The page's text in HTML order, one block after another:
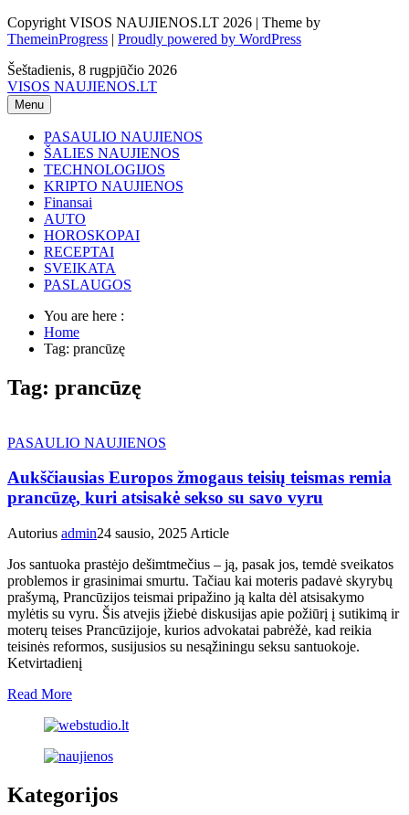
Copyright VISOS NAUJIENOS.LT 2026 | Theme by
ThemeinProgress | Proudly powered by WordPress
Šeštadienis, 8 rugpjūčio 2026
VISOS NAUJIENOS.LT
Menu
PASAULIO NAUJIENOS
ŠALIES NAUJIENOS
TECHNOLOGIJOS
KRIPTO NAUJIENOS
Finansai
AUTO
HOROSKOPAI
RECEPTAI
SVEIKATA
PASLAUGOS
You are here :
Home
Tag: prancūzę
Tag: prancūzę
PASAULIO NAUJIENOS
Aukščiausias Europos žmogaus teisių teismas remia
prancūzę, kuri atsisakė sekso su savo vyru
Autorius admin24 sausio, 2025 Article
Jos santuoka prastėjo dešimtmečius – ją, pasak jos, temdė sveikatos
problemos ir grasinimai smurtu. Tačiau kai moteris padavė skyrybų
prašymą, Prancūzijos teismai pripažino ją kalta dėl atsisakymo
mylėtis su vyru. Šis atvejis įžiebė diskusijas apie požiūrį į sutikimą ir
moterų teises Prancūzijoje, kurios advokatai pabrėžė, kad reikia
teisinės reformos, susijusios su nesąžiningu seksu santuokoje.
Ketvirtadienį
Read More
Kategorijos